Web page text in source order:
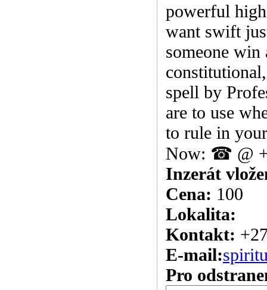
powerful
want swift
someone
spell by
are to use
to rule in
Now: ☎ @
Inzerát
Cena: 100
Lokalita:
Kontakt:
E-mail:
Pro